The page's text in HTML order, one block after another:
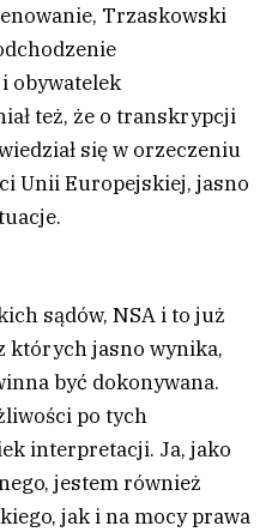
Trzaskowski
obywatelek
też, że o transkrypcji
się w orzeczeniu
Unii Europejskiej, jasno
sądów, NSA i to już
których jasno wynika,
być dokonywana.
po tych
interpretacji. Ja, jako
jestem również
jak i na mocy prawa